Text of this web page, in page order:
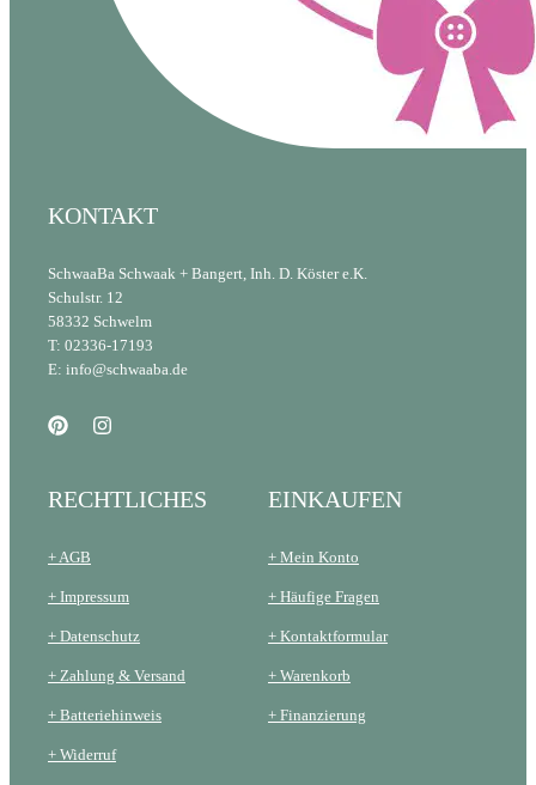
KONTAKT
SchwaaBa Schwaak + Bangert, Inh. D. Köster e.K.
Schulstr. 12
58332 Schwelm
T: 02336-17193
E: info@schwaaba.de
RECHTLICHES
+ AGB
+ Impressum
+ Datenschutz
+ Zahlung & Versand
+ Batteriehinweis
+ Widerruf
EINKAUFEN
+ Mein Konto
+ Häufige Fragen
+ Kontaktformular
+ Warenkorb
+ Finanzierung